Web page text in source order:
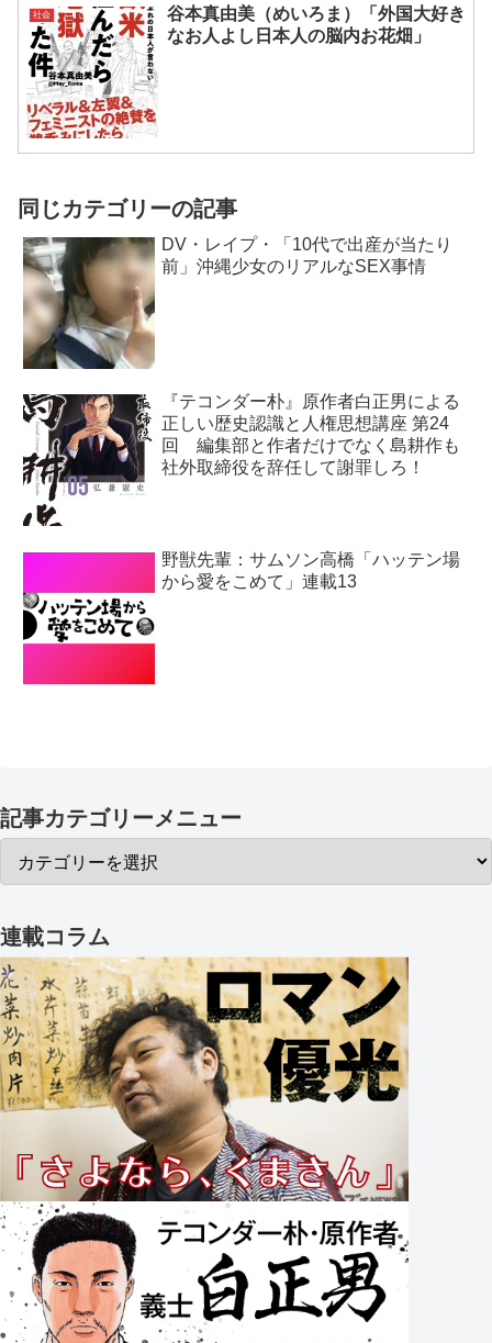
社会
谷本真由美（めいろま）「外国大好き
なお人よし日本人の脳内お花畑」
同じカテゴリーの記事
DV・レイプ・「10代で出産が当たり
前」沖縄少女のリアルなSEX事情
『テコンダー朴』原作者白正男による
正しい歴史認識と人権思想講座 第24
回 編集部と作者だけでなく島耕作も
社外取締役を辞任して謝罪しろ！
野獣先輩：サムソン高橋「ハッテン場
から愛をこめて」連載13
記事カテゴリーメニュー
連載コラム